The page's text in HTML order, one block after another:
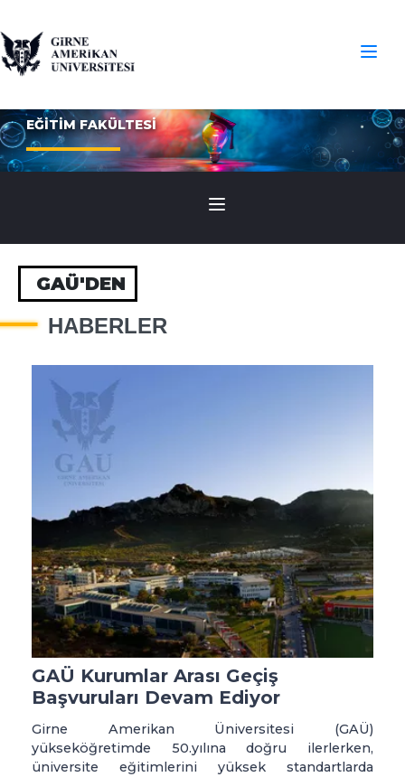
EĞİTİM FAKÜLTESİ
GAÜ'DEN
HABERLER
GAÜ Kurumlar Arası Geçiş
Başvuruları Devam Ediyor
Girne Amerikan Üniversitesi (GAÜ)
yükseköğretimde 50.yılına doğru ilerlerken,
üniversite eğitimlerini yüksek standartlarda